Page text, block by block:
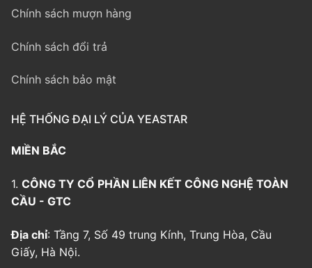
Chính sách mượn hàng
Chính sách đổi trả
Chính sách bảo mật
HỆ THỐNG ĐẠI LÝ CỦA YEASTAR
MIỀN BẮC
1. CÔNG TY CỔ PHẦN LIÊN KẾT CÔNG NGHỆ TOÀN
CẦU - GTC
Địa chỉ: Tầng 7, Số 49 trung Kính, Trung Hòa, Cầu
Giấy, Hà Nội.